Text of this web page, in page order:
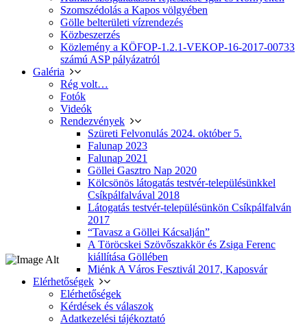
Szomszédolás a Kapos völgyében
Gölle belterületi vízrendezés
Közbeszerzés
Közlemény a KÖFOP-1.2.1-VEKOP-16-2017-00733
számú ASP pályázatról
Galéria
Rég volt…
Fotók
Videók
Rendezvények
Szüreti Felvonulás 2024. október 5.
Falunap 2023
Falunap 2021
Göllei Gasztro Nap 2020
Kölcsönös látogatás testvér-településünkkel
Csíkpálfalvával 2018
Látogatás testvér-településünkön Csíkpálfalván
2017
“Tavasz a Göllei Kácsalján”
A Töröcskei Szövőszakkör és Zsiga Ferenc
kiállítása Göllében
Miénk A Város Fesztivál 2017, Kaposvár
Elérhetőségek
Elérhetőségek
Kérdések és válaszok
Adatkezelési tájékoztató